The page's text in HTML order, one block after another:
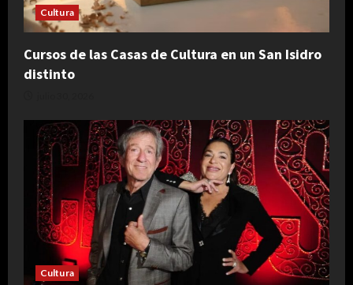
Cultura
Cursos de las Casas de Cultura en un San Isidro
distinto
Cultura